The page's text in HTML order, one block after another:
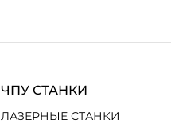
ЧПУ СТАНКИ
ЛАЗЕРНЫЕ СТАНКИ